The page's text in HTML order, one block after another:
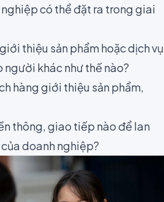
có thể đặt ra trong giai
thiệu sản phẩm hoặc dịch vụ
khác như thế nào?
hàng giới thiệu sản phẩm,
thông, giao tiếp nào để lan
doanh nghiệp?